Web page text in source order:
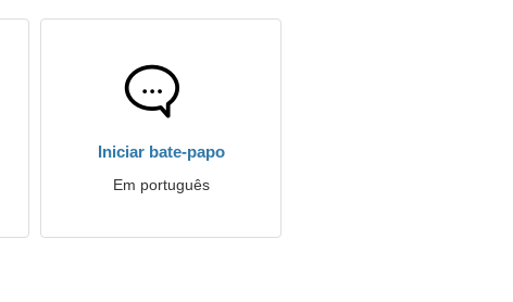
Iniciar bate-papo
Em português